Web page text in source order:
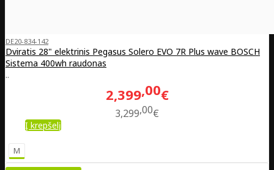
DE20-834-142
Dviratis 28" elektrinis Pegasus Solero EVO 7R Plus wave BOSCH
Sistema 400wh raudonas
..
2,399 00€
3,299 00€
Į krepšelį
M